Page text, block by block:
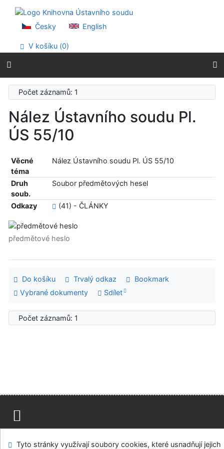
Přejít na menu
Prohlášení o webové přístupnosti
Česky English
V košíku (0)
Počet záznamů: 1
Nález Ústavního soudu Pl.
ÚS 55/10
Věcné
téma
Nález Ústavního soudu Pl. ÚS 55/10
Druh
soub.
Soubor předmětových hesel
Odkazy (41) - ČLÁNKY
předmětové heslo
Do košíku Trvalý odkaz
Bookmark
Vybrané dokumenty
Sdílet
Počet záznamů: 1
Modul OpenSearch
Napište nám Nastavení cookies
Tyto stránky využívají soubory cookies, které usnadňují jejich